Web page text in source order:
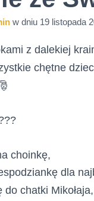
w dniu 19 listopada
z dalekiej
chętne
choinkę,
dla
chatki Mikołaja,